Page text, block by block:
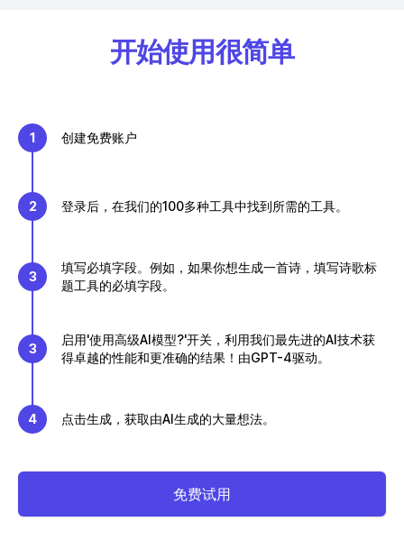
开始使用很简单
1 创建免费账户
2 登录后，在我们的100多种工具中找到所需的工具。
3
填写必填字段。例如，如果你想生成一首诗，填写诗歌标
题工具的必填字段。
3
启用'使用高级AI模型?'开关，利用我们最先进的AI技术获
得卓越的性能和更准确的结果！由GPT-4驱动。
4 点击生成，获取由AI生成的大量想法。
免费试用